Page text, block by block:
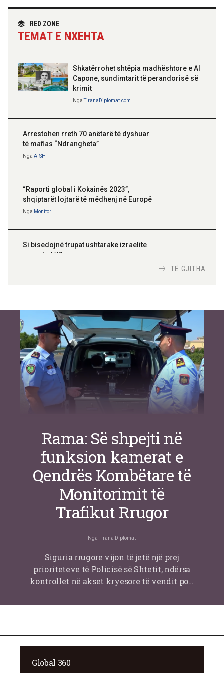
partneritetit strategjik
RED ZONE
TEMAT E NXEHTA
Shkatërrohet shtëpia madhështore e Al
Capone, sundimtarit të perandorisë së
krimit
Nga TiranaDiplomat.com
Arrestohen rreth 70 anëtarë të dyshuar
të mafias “Ndrangheta”
Nga ATSH
“Raporti global i Kokainës 2023”,
shqiptarët lojtarë të mëdhenj në Europë
Nga Monitor
Si bisedojnë trupat ushtarake izraelite
me robotët?
inteligjente izraelite
Nga Or Shalom
TË GJITHA
Rama: Së shpejti në
funksion kamerat e
Qendrës Kombëtare të
Monitorimit të
Trafikut Rrugor
Nga Tirana Diplomat
Siguria rrugore vijon të jetë një prej
prioriteteve të Policisë së Shtetit, ndërsa
kontrollet në akset kryesore të vendit po…
Global 360